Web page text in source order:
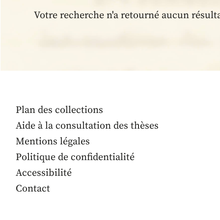
Votre recherche n'a retourné aucun
Plan des collections
Aide à la consultation des thèses
Mentions légales
Politique de confidentialité
Accessibilité
Contact